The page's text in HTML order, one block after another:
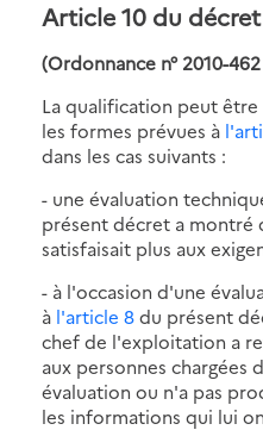
Article 10 du
(Ordonnance n° 2010-
La qualification peut
les formes prévues à
dans les cas suivants :
- une évaluation
présent décret a montré
satisfaisait plus aux
- à l'occasion d'une
à l'article 8du présent
chef de l'exploitation a
aux personnes chargées
évaluation ou n'a pas
les informations qui lui